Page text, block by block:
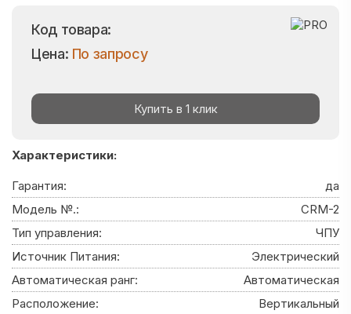
Код товара:
Цена: По запросу
Купить в 1 клик
Характеристики:
Гарантия:
да
Модель №.:
CRM-2
Тип управления:
ЧПУ
Источник Питания:
Электрический
Автоматическая ранг:
Автоматическая
Расположение:
Вертикальный